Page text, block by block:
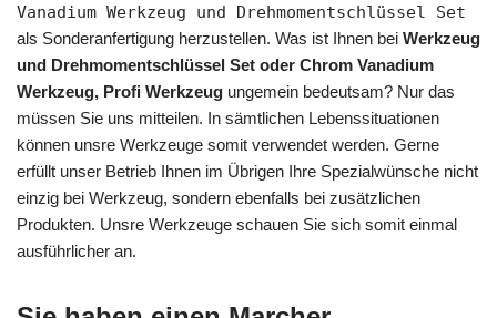
Vanadium Werkzeug und Drehmomentschlüssel Set
als Sonderanfertigung herzustellen. Was ist Ihnen bei Werkzeug
und Drehmomentschlüssel Set oder Chrom Vanadium
Werkzeug, Profi Werkzeug ungemein bedeutsam? Nur das
müssen Sie uns mitteilen. In sämtlichen Lebenssituationen
können unsre Werkzeuge somit verwendet werden. Gerne
erfüllt unser Betrieb Ihnen im Übrigen Ihre Spezialwünsche nicht
einzig bei Werkzeug, sondern ebenfalls bei zusätzlichen
Produkten. Unsre Werkzeuge schauen Sie sich somit einmal
ausführlicher an.